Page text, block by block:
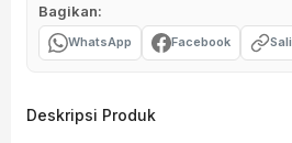
Bagikan:
WhatsApp Facebook
Deskripsi Produk